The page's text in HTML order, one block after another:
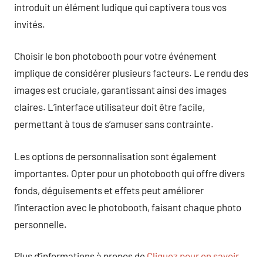
introduit un élément ludique qui captivera tous vos
invités.
Choisir le bon photobooth pour votre événement
implique de considérer plusieurs facteurs. Le rendu des
images est cruciale, garantissant ainsi des images
claires. L’interface utilisateur doit être facile,
permettant à tous de s’amuser sans contrainte.
Les options de personnalisation sont également
importantes. Opter pour un photobooth qui offre divers
fonds, déguisements et effets peut améliorer
l’interaction avec le photobooth, faisant chaque photo
personnelle.